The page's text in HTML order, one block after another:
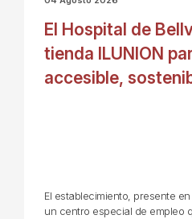
El Hospital de
tienda ILUNION
accesible,
El establecimiento, presente
un centro especial de empleo